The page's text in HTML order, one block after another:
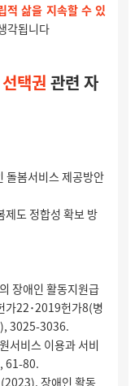
적 삶을 지속할 수 있
각됩니다
택권 관련 자
돌봄서비스 제공방안
도 정합성 확보 방
장애인 활동지원급
가22･2019헌가8(병
3025-3036.
서비스 이용과 서비
61-80.
장애인 활동